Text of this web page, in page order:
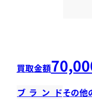
買取金額
ブランドその他